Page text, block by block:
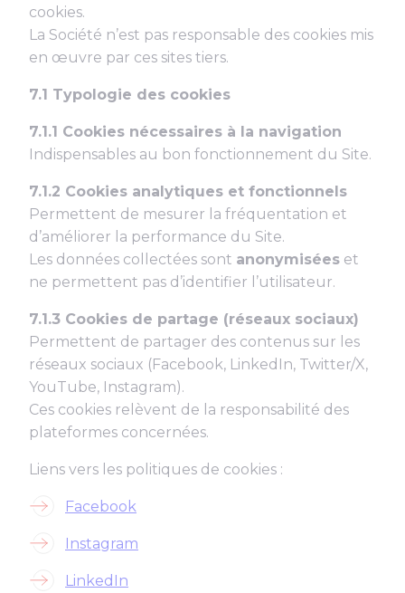
cookies.
La Société n’est pas responsable des cookies mis
en œuvre par ces sites tiers.
7.1 Typologie des cookies
7.1.1 Cookies nécessaires à la navigation
Indispensables au bon fonctionnement du Site.
7.1.2 Cookies analytiques et fonctionnels
Permettent de mesurer la fréquentation et
d’améliorer la performance du Site.
Les données collectées sont anonymisées et
ne permettent pas d’identifier l’utilisateur.
7.1.3 Cookies de partage (réseaux sociaux)
Permettent de partager des contenus sur les
réseaux sociaux (Facebook, LinkedIn, Twitter/X,
YouTube, Instagram).
Ces cookies relèvent de la responsabilité des
plateformes concernées.
Liens vers les politiques de cookies :
Facebook
Instagram
LinkedIn